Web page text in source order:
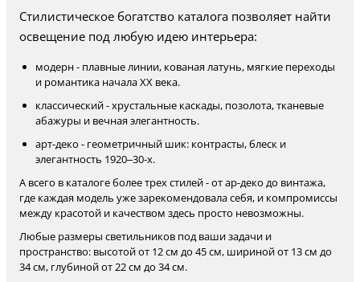
Стилистическое богатство каталога позволяет найти
освещение под любую идею интерьера:
модерн - плавные линии, кованая латунь, мягкие переходы
и романтика начала XX века.
классический - хрустальные каскады, позолота, тканевые
абажуры и вечная элегантность.
арт-деко - геометричный шик: контрасты, блеск и
элегантность 1920–30-х.
А всего в каталоге более трех стилей - от ар-деко до винтажа,
где каждая модель уже зарекомендовала себя, и компромиссы
между красотой и качеством здесь просто невозможны.
Любые размеры светильников под ваши задачи и
пространство: высотой от 12 см до 45 см, шириной от 13 см до
34 см, глубиной от 22 см до 34 см.